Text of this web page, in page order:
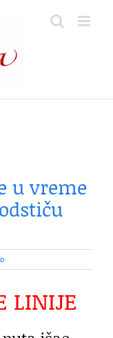
u vreme
LINIJE